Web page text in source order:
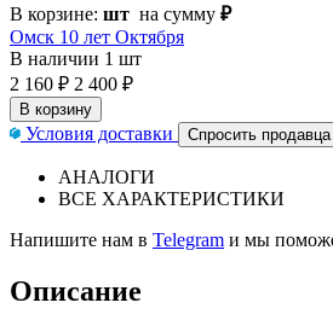
В корзине: шт на сумму ₽
Омск 10 лет Октября
В наличии 1 шт
2 160 ₽ 2 400 ₽
В корзину
Условия доставки Спросить продавца
АНАЛОГИ
ВСЕ ХАРАКТЕРИСТИКИ
Напишите нам в Telegram и мы
Описание